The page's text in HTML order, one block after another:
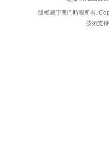
版權屬于澳門時報所有.
技術支